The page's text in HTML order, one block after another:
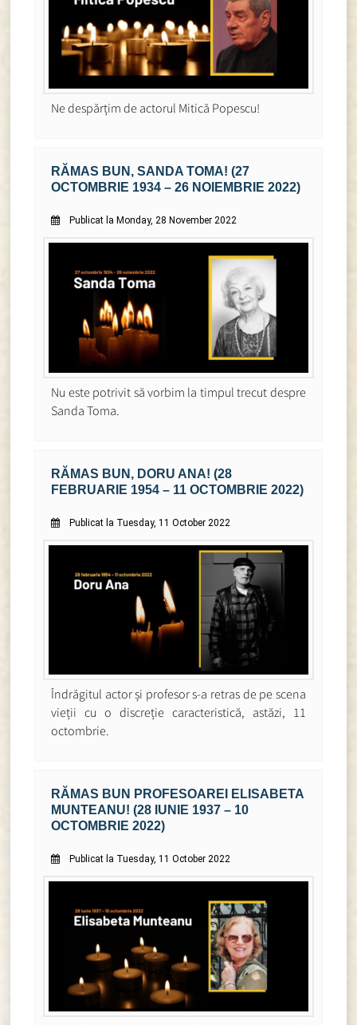
Ne despărțim de actorul Mitică Popescu!
RĂMAS BUN, SANDA TOMA! (27
OCTOMBRIE 1934 – 26 NOIEMBRIE 2022)
Publicat la Monday, 28 November 2022
Nu este potrivit să vorbim la timpul trecut despre
Sanda Toma.
RĂMAS BUN, DORU ANA! (28
FEBRUARIE 1954 – 11 OCTOMBRIE 2022)
Publicat la Tuesday, 11 October 2022
Îndrăgitul actor și profesor s-a retras de pe scena
vieții cu o discreție caracteristică, astăzi, 11
octombrie.
RĂMAS BUN PROFESOAREI ELISABETA
MUNTEANU! (28 IUNIE 1937 – 10
OCTOMBRIE 2022)
Publicat la Tuesday, 11 October 2022